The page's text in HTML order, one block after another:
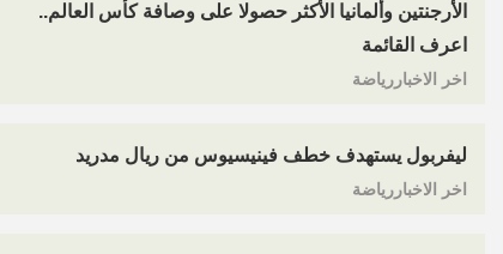
الأرجنتين وألمانيا الأكثر حصولا على وصافة كأس العالم..
اعرف القائمة
اخر الاخباررياضة
ليفربول يستهدف خطف فينيسيوس من ريال مدريد
اخر الاخباررياضة